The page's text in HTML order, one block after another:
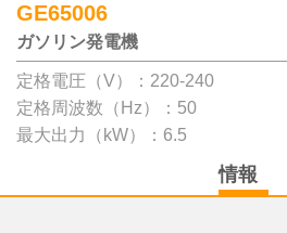
GE65006
ガソリン発電機
定格電圧（V）：220-240
定格周波数（Hz）：50
最大出力（kW）：6.5
情報